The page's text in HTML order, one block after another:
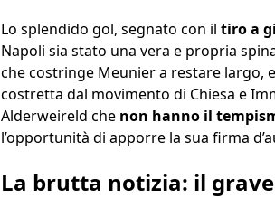
Lo splendido gol, segnato con il tiro a
Napoli sia stato una vera e propria
che costringe Meunier a restare largo,
costretta dal movimento di Chiesa e
Alderweireld che non hanno il
l’opportunità di apporre la sua firma
La brutta notizia: il